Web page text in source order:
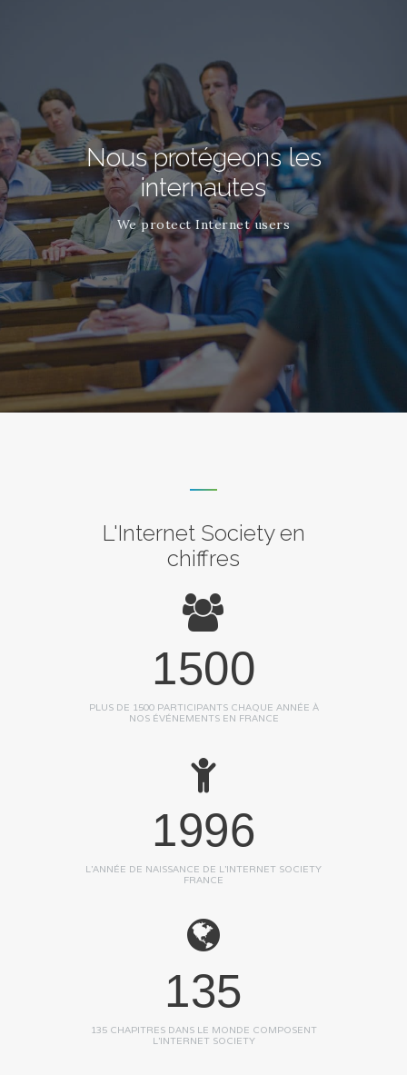
Nous protégeons les
internautes
We protect Internet users
L'Internet Society en
chiffres
1500
PLUS DE 1500 PARTICIPANTS CHAQUE ANNÉE À
NOS ÉVÉNEMENTS EN FRANCE
1996
L'ANNÉE DE NAISSANCE DE L'INTERNET SOCIETY
FRANCE
135
135 CHAPITRES DANS LE MONDE COMPOSENT
L'INTERNET SOCIETY